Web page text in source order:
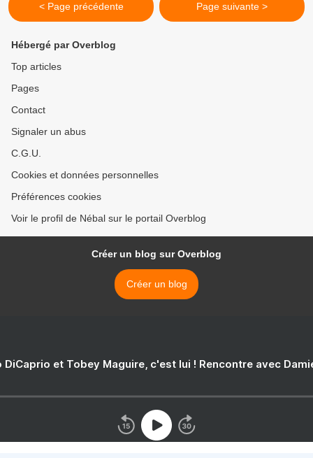
< Page précédente Page suivante >
Hébergé par Overblog
Top articles
Pages
Contact
Signaler un abus
C.G.U.
Cookies et données personnelles
Préférences cookies
Voir le profil de Nébal sur le portail Overblog
Créer un blog sur Overblog
Créer un blog
DiCaprio et Tobey Maguire, c'est lui ! Rencontre avec